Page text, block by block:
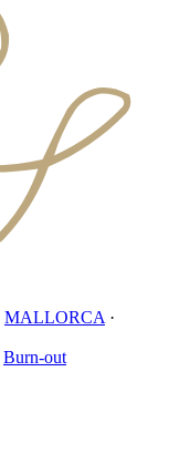
MALLORCA ·
Burn-out